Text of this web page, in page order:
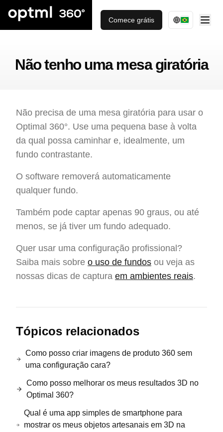
Comece grátis
Não tenho uma mesa giratória
Não precisa de uma mesa giratória para usar o
Optimal 360°. Use uma pequena base à volta
da qual possa caminhar e, idealmente, um
fundo contrastante.
O software removerá automaticamente
qualquer fundo.
Também pode captar apenas 90 graus, ou até
menos, se já tiver um fundo adequado.
Quer usar uma configuração profissional?
Saiba mais sobre o uso de fundos ou veja as
nossas dicas de captura em ambientes reais.
Tópicos relacionados
Como posso criar imagens de produto 360 sem
uma configuração cara?
Como posso melhorar os meus resultados 3D no
Optimal 360?
Qual é uma app simples de smartphone para
mostrar os meus objetos artesanais em 3D na